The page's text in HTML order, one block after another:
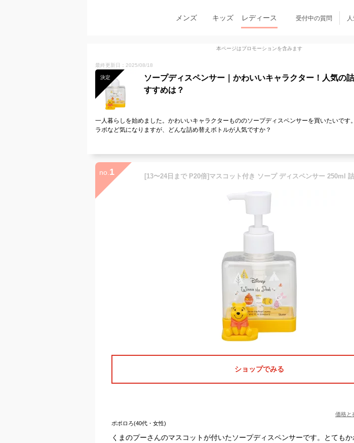
メンズ キッズ レディース 受付中の質問
本ページはプロモーションを含みます
最終更新日：2025/08/18
決定
ソープディスペンサー｜かわいいキャラクター！人気の
すすめは？
一人暮らしを始めました。かわいいキャラクターもののソープディスペンサーを買いたいです
ラボなど気になりますが、どんな詰め替えボトルが人気ですか？
no. 1
ショップでみる
価格と
ポポロろ(40代・女性)
くまのプーさんのマスコットが付いたソープディスペンサーです。とても